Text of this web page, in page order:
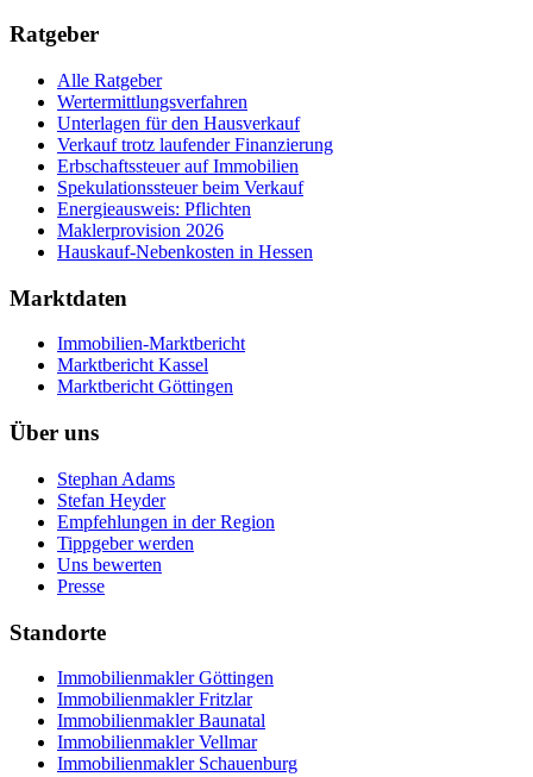
Ratgeber
Alle Ratgeber
Wertermittlungsverfahren
Unterlagen für den Hausverkauf
Verkauf trotz laufender Finanzierung
Erbschaftssteuer auf Immobilien
Spekulationssteuer beim Verkauf
Energieausweis: Pflichten
Maklerprovision 2026
Hauskauf-Nebenkosten in Hessen
Marktdaten
Immobilien-Marktbericht
Marktbericht Kassel
Marktbericht Göttingen
Über uns
Stephan Adams
Stefan Heyder
Empfehlungen in der Region
Tippgeber werden
Uns bewerten
Presse
Standorte
ImmobilienmaklerGöttingen
ImmobilienmaklerFritzlar
ImmobilienmaklerBaunatal
ImmobilienmaklerVellmar
Immobilienmakler Schauenburg